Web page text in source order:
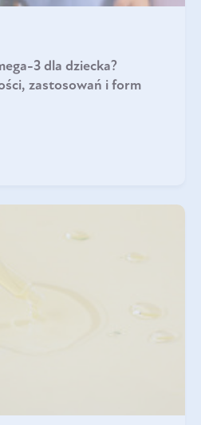
3 dla dziecka?
zastosowań i form